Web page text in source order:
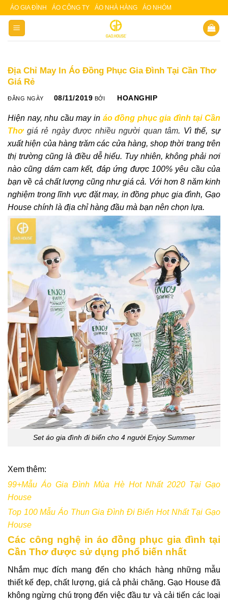
Skip
content
ÁO GIA ĐÌNH ÁO CÔNG TY ÁO NHÀ HÀNG ÁO NHÓM
Địa Chỉ May In Áo Đồng Phục Gia Đình Tại Cần Thơ
Giá Rẻ
ĐĂNG NGÀY 08/11/2019 BỞI HOANGHIP
Hiện nay, nhu cầu may in áo đồng phục gia đình tại Cần
Thơ giá rẻ ngày được nhiều người quan tâm. Vì thế, sự
xuất hiện của hàng trăm các cửa hàng, shop thời trang trên
thị trường cũng là điều dễ hiểu. Tuy nhiên, không phải nơi
nào cũng dám cam kết, đáp ứng được 100% yêu cầu của
bạn về cả chất lượng cũng như giá cả. Với hơn 8 năm kinh
nghiệm trong lĩnh vực đặt may, in đồng phục gia đình, Gạo
House chính là địa chỉ hàng đầu mà bạn nên chọn lựa.
Set áo gia đình đi biển cho 4 người Ẹnjoy Summer
Xem thêm:
99+Mẫu Áo Gia Đình Mùa Hè Hot Nhất 2020 Tại Gạo
House
Top 100 Mẫu Áo Thun Gia Đình Đi Biển Hot Nhất Tại Gạo
House
Các công nghệ in áo đồng phục gia đình tại
Cần Thơ được sử dụng phổ biến nhất
Nhắm mục đích mang đến cho khách hàng những mẫu
thiết kế đẹp, chất lượng, giá cả phải chăng. Gạo House đã
không ngừng chú trọng đến việc đầu tư và cải tiến các loại